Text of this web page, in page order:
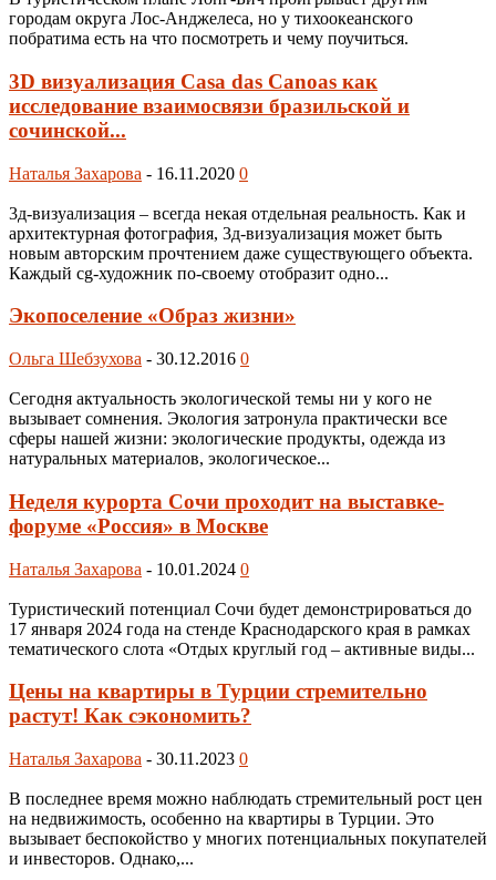
городам округа Лос-Анджелеса, но у тихоокеанского
побратима есть на что посмотреть и чему поучиться.
3D визуализация Casa das Canoas как
исследование взаимосвязи бразильской и
сочинской...
Наталья Захарова - 16.11.2020 0
3д-визуализация – всегда некая отдельная реальность. Как и
архитектурная фотография, 3д-визуализация может быть
новым авторским прочтением даже существующего объекта.
Каждый cg-художник по-своему отобразит одно...
Экопоселение «Образ жизни»
Ольга Шебзухова - 30.12.2016 0
Сегодня актуальность экологической темы ни у кого не
вызывает сомнения. Экология затронула практически все
сферы нашей жизни: экологические продукты, одежда из
натуральных материалов, экологическое...
Неделя курорта Сочи проходит на выставке-
форуме «Россия» в Москве
Наталья Захарова - 10.01.2024 0
Туристический потенциал Сочи будет демонстрироваться до
17 января 2024 года на стенде Краснодарского края в рамках
тематического слота «Отдых круглый год – активные виды...
Цены на квартиры в Турции стремительно
растут! Как сэкономить?
Наталья Захарова - 30.11.2023 0
В последнее время можно наблюдать стремительный рост цен
на недвижимость, особенно на квартиры в Турции. Это
вызывает беспокойство у многих потенциальных покупателей
и инвесторов. Однако,...